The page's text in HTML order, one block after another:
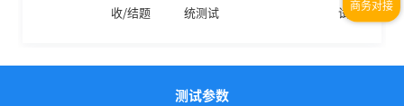
收/结题
统测试
试
测试参数